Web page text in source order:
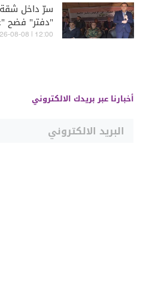
سرّ داخل
"دفتر" فضح
12:00 | 2026-08-08
أخبارنا عبر بريدك الالكتروني